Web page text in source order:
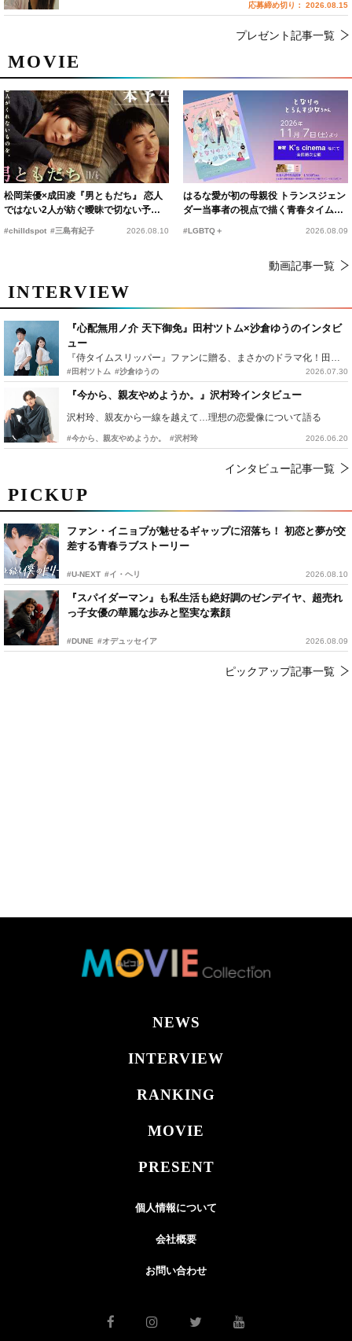
PICKUP
ファン・イニョプが魅せるギャップに沼落ち！ 初恋と夢が交
差する青春ラブストーリー
#U-NEXT #イ・ヘリ 2026.08.10
『スパイダーマン』も私生活も絶好調のゼンデイヤ、超売れ
っ子女優の華麗な歩みと堅実な素顔
#DUNE #オデュッセイア 2026.08.09
ピックアップ記事一覧
MOVIE
松岡茉優×成田凌『男ともだち』 恋人
ではない2人が紡ぐ曖昧で切ない予告
#chilldspot #三島有紀子 2026.08.10
はるな愛が初の母親役 トランスジェン
ダー当事者の視点で描く青春タイムス
#LGBTQ＋ 2026.08.09
動画記事一覧
INTERVIEW
『心配無用ノ介 天下御免』田村ツトム×沙倉ゆうのインタビ
ュー
『侍タイムスリッパー』ファンに贈る、まさかのドラマ化！田村ツトム×沙倉ゆうのが語る『心配無用ノ介』撮影秘話
#田村ツトム #沙倉ゆうの 2026.07.30
『今から、親友やめようか。』沢村玲インタビュー
沢村玲、親友から一線を越えて…理想の恋愛像について語る
#今から、親友やめようか。 #沢村玲 2026.06.20
インタビュー記事一覧
応募締め切り： 2026.08.15
プレゼント記事一覧
NEWS
INTERVIEW
RANKING
MOVIE
PRESENT
個人情報について
会社概要
お問い合わせ